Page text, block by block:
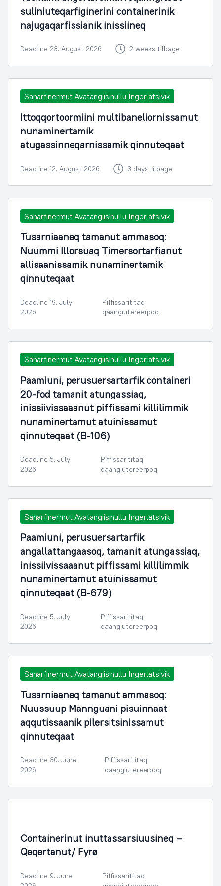
suliniuteqarfiginerini containerinik
najugaqarfissianik inissiineq
Deadline 23. August 2026 2 weeks tilbage
Sanarfinermut Avatangiisinullu Ingerlatsivik
Ittoqqortoormiini multibaneliornissamut
nunaminertamik
atugassinneqarnissamik qinnuteqaat
Deadline 12. August 2026 3 days tilbage
Sanarfinermut Avatangiisinullu Ingerlatsivik
Tusarniaaneq tamanut ammasoq:
Nuummi Illorsuaq Timersortarfianut
allisaanissamik nunaminertamik
qinnuteqaat
Deadline 19. July
2026
Piffissarititaq
qaangiutereerpoq
Sanarfinermut Avatangiisinullu Ingerlatsivik
Paamiuni, perusuersartarfik containeri
20-fod tamanit atungassiaq,
inissiivissaaanut piffissami killilimmik
nunaminertamut atuinissamut
qinnuteqaat (B-106)
Deadline 5. July
2026
Piffissarititaq
qaangiutereerpoq
Sanarfinermut Avatangiisinullu Ingerlatsivik
Paamiuni, perusuersartarfik
angallattangaasoq, tamanit atungassiaq,
inissiivissaaanut piffissami killilimmik
nunaminertamut atuinissamut
qinnuteqaat (B-679)
Deadline 5. July
2026
Piffissarititaq
qaangiutereerpoq
Sanarfinermut Avatangiisinullu Ingerlatsivik
Tusarniaaneq tamanut ammasoq:
Nuussuup Mannguani pisuinnaat
aqqutissaanik pilersitsinissamut
qinnuteqaat
Deadline 30. June
2026
Piffissarititaq
qaangiutereerpoq
Containerinut inuttassarsiuusineq –
Qeqertanut/ Fyrø
Deadline 9. June
Piffissarititaq